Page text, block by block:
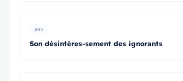
#45
Son désintéres-sement des ignorants